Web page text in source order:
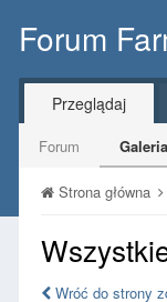
Forum
Przeglądaj
Forum Galeria
Strona główna
Wróć do strony